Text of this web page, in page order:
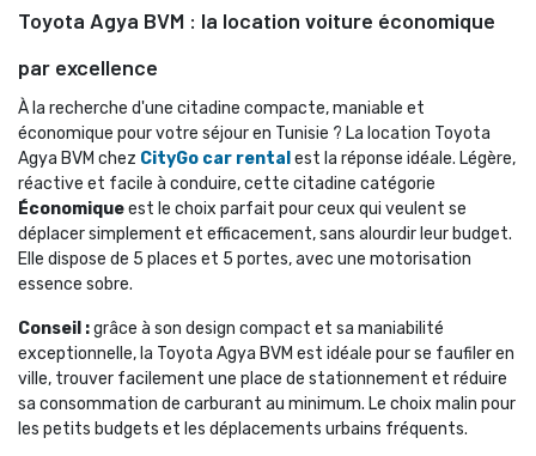
Toyota Agya BVM : la location voiture économique
par excellence
À la recherche d'une citadine compacte, maniable et
économique pour votre séjour en Tunisie ? La location Toyota
Agya BVM chez CityGo car rental est la réponse idéale. Légère,
réactive et facile à conduire, cette citadine catégorie
Économiqueest le choix parfait pour ceux qui veulent se
déplacer simplement et efficacement, sans alourdir leur budget.
Elle dispose de 5 places et 5 portes, avec une motorisation
essence sobre.
Conseil :grâce à son design compact et sa maniabilité
exceptionnelle, la Toyota Agya BVM est idéale pour se faufiler en
ville, trouver facilement une place de stationnement et réduire
sa consommation de carburant au minimum. Le choix malin pour
les petits budgets et les déplacements urbains fréquents.